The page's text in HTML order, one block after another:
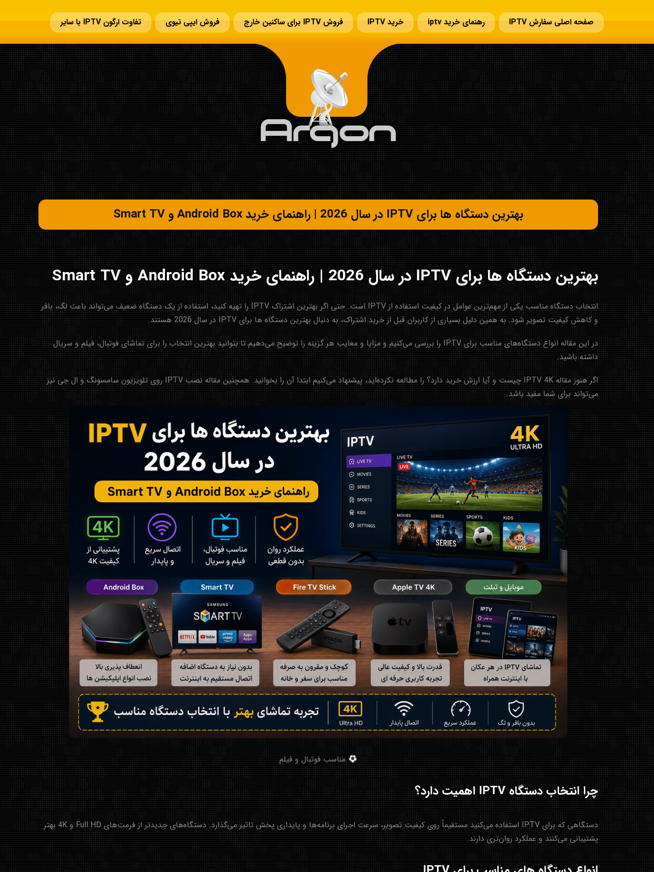
صفحه اصلی سفارش IPTV رهنمای خرید iptv خرید IPTV فروش IPTV برای ساکنین خارج فروش ایپی تیوی تفاوت ارگون IPTV با سایر
سوالات قبل از خرید IPTV تمدید IPTV
بهترین دستگاه ها برای IPTV در سال 2026 | راهنمای خرید Android Box و Smart TV
بهترین دستگاه ها برای IPTV در سال 2026 | راهنمای خرید Android Box و Smart TV
انتخاب دستگاه مناسب یکی از مهم‌ترین عوامل در کیفیت استفاده از IPTV است. حتی اگر بهترین اشتراک IPTV را تهیه کنید، استفاده از یک دستگاه ضعیف می‌تواند باعث لگ، بافر
و کاهش کیفیت تصویر شود. به همین دلیل بسیاری از کاربران قبل از خرید اشتراک، به دنبال بهترین دستگاه ها برای IPTV در سال 2026 هستند.
در این مقاله انواع دستگاه‌های مناسب برای IPTV را بررسی می‌کنیم و مزایا و معایب هر گزینه را توضیح می‌دهیم تا بتوانید بهترین انتخاب را برای تماشای فوتبال، فیلم و سریال
داشته باشید.
اگر هنوز مقاله IPTV 4K چیست و آیا ارزش خرید دارد؟ را مطالعه نکرده‌اید، پیشنهاد می‌کنیم ابتدا آن را بخوانید. همچنین مقاله نصب IPTV روی تلویزیون سامسونگ و ال جی
نیز
می‌تواند برای شما مفید باشد.
مناسب فوتبال و فیلم
چرا انتخاب دستگاه IPTV اهمیت دارد؟
دستگاهی که برای IPTV استفاده می‌کنید مستقیماً روی کیفیت تصویر، سرعت اجرای برنامه‌ها و پایداری پخش تاثیر می‌گذارد. دستگاه‌های جدیدتر از فرمت‌های Full HD و 4K بهتر
پشتیبانی می‌کنند و عملکرد روان‌تری دارند.